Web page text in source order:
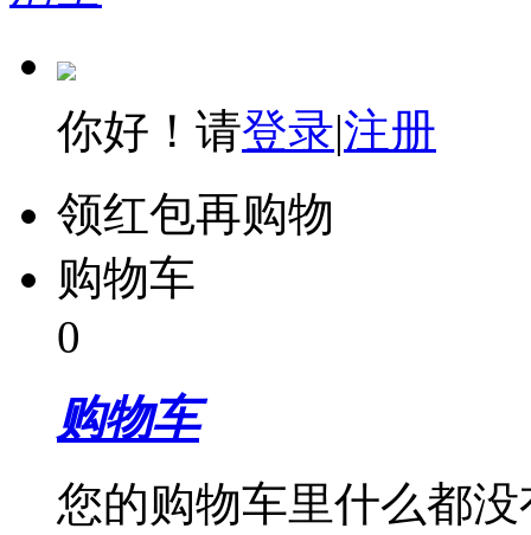
戴尔
希捷
迅捷
你好！请登录|注册
领红包再购物
购物车
0
购物车
您的购物车里什么都没